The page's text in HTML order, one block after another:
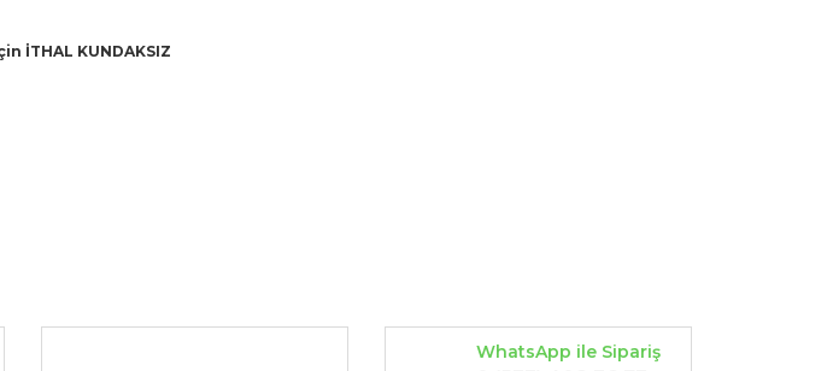
İTHAL KUNDAKSIZ
noktaları öneri formunu kullanarak tarafımıza iletebilirsiniz.
WhatsApp ile Sipariş